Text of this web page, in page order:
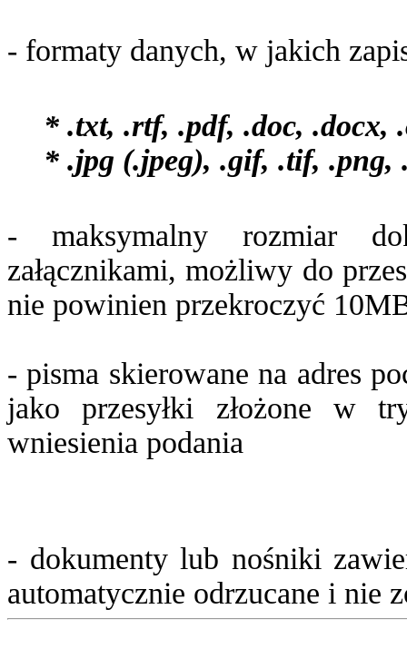
- formaty danych, w jakich
* .txt, .rtf, .pdf, .doc, .docx,
* .jpg (.jpeg), .gif, .tif, .png,
- maksymalny rozmiar
załącznikami, możliwy do
nie powinien przekroczyć
- pisma skierowane na adres
jako przesyłki złożone w
wniesienia podania
- dokumenty lub nośniki
automatycznie odrzucane i nie